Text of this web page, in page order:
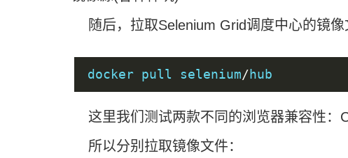
随后，拉取Selenium Grid调度中心的镜像
docker pull selenium/hub
这里我们测试两款不同的浏览器兼容性：
所以分别拉取镜像文件：